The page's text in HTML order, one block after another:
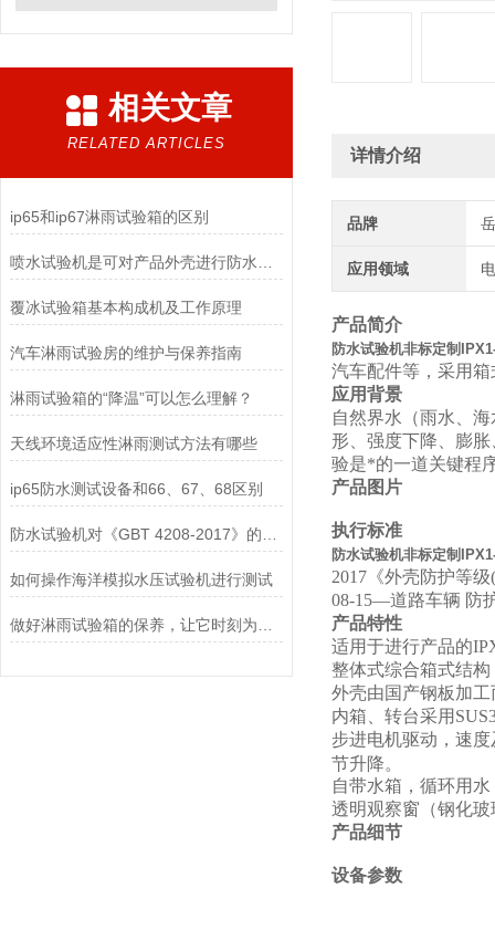
相关文章
RELATED ARTICLES
ip65和ip67淋雨试验箱的区别
覆冰试验箱基本构成机及工作原理
汽车淋雨试验房的维护与保养指南
淋雨试验箱的“降温”可以怎么理解？
天线环境适应性淋雨测试方法有哪些
ip65防水测试设备和66、67、68区别
如何操作海洋模拟水压试验机进行测试
详情介绍
品牌
应用领域
产品简介
防水试验机非标定制
汽车配件等，采用
应用背景
自然界水（雨水、
形、强度下降、膨
验是*的一道关键程
产品图片
执行标准
防水试验机非标定制
2017《外壳防护等
08-15—道路车辆 防
产品特性
适用于进行产品的
整体式综合箱式结构
外壳由国产钢板加
内箱、转台采用
步进电机驱动，速
节升降。
自带水箱，循环用
透明观察窗（钢化
产品细节
设备参数